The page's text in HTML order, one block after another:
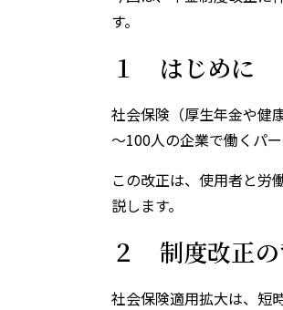
す。
１ はじめに
社会保険（厚生年金や健
～100人の企業で働くパ
この改正は、使用者と労
説します。
２ 制度改正の
社会保険適用拡大は、短